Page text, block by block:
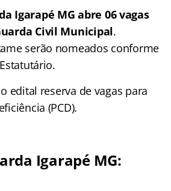
Igarapé MG abre 06 vagas
Civil Municipal.
serão nomeados conforme
edital reserva de vagas para
(PCD).
Igarapé MG: